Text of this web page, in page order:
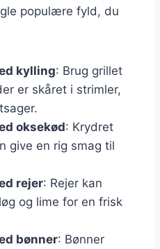
populære fyld, du
kylling: Brug grillet
er skåret i strimler,
oksekød: Krydret
give en rig smag til
rejer: Rejer kan
og lime for en frisk
bønner: Bønner